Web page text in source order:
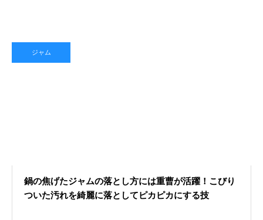
ジャム
鍋の焦げたジャムの落とし方には重曹が活躍！こびり
ついた汚れを綺麗に落としてピカピカにする技